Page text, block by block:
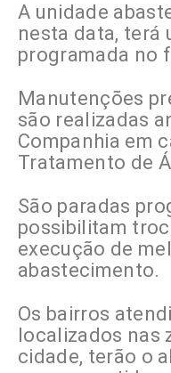
A unidade
nesta data, terá
programada no
Manutenções
são realizadas
Companhia em
Tratamento de
São paradas
possibilitam
execução de
abastecimento.
Os bairros
localizados nas
cidade, terão o